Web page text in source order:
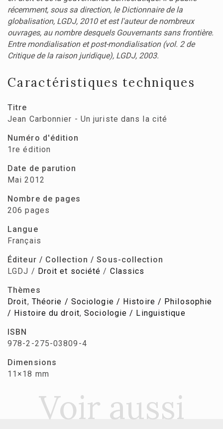
récemment, sous sa direction, le Dictionnaire de la
globalisation, LGDJ, 2010 et est l'auteur de nombreux
ouvrages, au nombre desquels Gouvernants sans frontière.
Entre mondialisation et post-mondialisation (vol. 2 de
Critique de la raison juridique), LGDJ, 2003.
Caractéristiques techniques
Titre
Jean Carbonnier - Un juriste dans la cité
Numéro d'édition
1re édition
Date de parution
Mai 2012
Nombre de pages
206 pages
Langue
Français
Éditeur / Collection / Sous-collection
LGDJ / Droit et société / Classics
Thèmes
Droit, Théorie / Sociologie / Histoire / Philosophie
/ Histoire du droit,Sociologie / Linguistique
ISBN
978-2-275-03809-4
Dimensions
11×18 mm
Voir aussi